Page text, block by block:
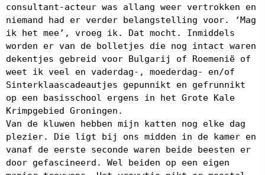
consultant-acteur was allang weer vertrokken en
niemand had er verder belangstelling voor. ‘Mag
ik het mee’, vroeg ik. Dat mocht. Inmiddels
worden er van de bolletjes die nog intact waren
dekentjes gebreid voor Bulgarij of Roemenië of
weet ik veel en vaderdag-, moederdag- en/of
Sinterklaascadeautjes gepunnikt en gefrunnikt
op een basisschool ergens in het Grote Kale
Krimpgebied Groningen.
Van de kluwen hebben mijn katten nog elke dag
plezier. Die ligt bij ons midden in de kamer en
vanaf de eerste seconde waren beide beesten er
door gefascineerd. Wel beiden op een eigen